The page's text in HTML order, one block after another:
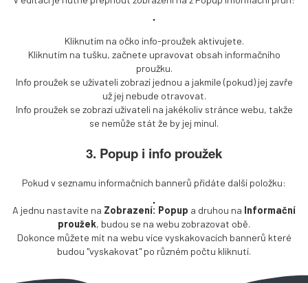
Kliknutím na očko info-proužek aktivujete.
Kliknutím na tušku, začnete upravovat obsah informačního
proužku.
Info proužek se uživateli zobrazí jednou a jakmile (pokud) jej zavře
už jej nebude otravovat.
Info proužek se zobrazí uživateli na jakékoliv stránce webu, takže
se nemůže stát že by jej minul.
3. Popup i info proužek
Pokud v seznamu informačních bannerů přidáte další položku:
A jednu nastavíte na Zobrazení: Popup a druhou na Informační
proužek, budou se na webu zobrazovat obě.
Dokonce můžete mít na webu více vyskakovacích bannerů které
budou "vyskakovat" po různém počtu kliknutí.